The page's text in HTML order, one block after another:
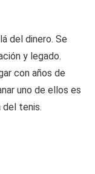
del dinero. Se
y legado.
con años de
uno de ellos es
del tenis.